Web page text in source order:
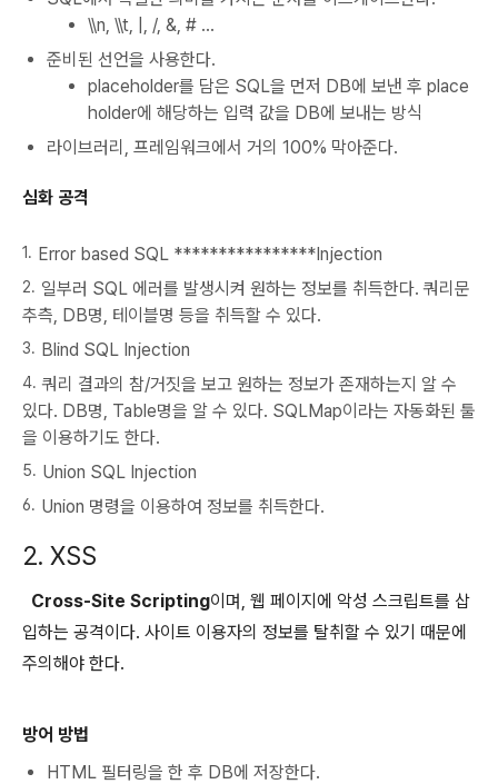
\\n, \\t, |, /, &, # …
준비된 선언을 사용한다.
placeholder를 담은 SQL을 먼저 DB에 보낸 후 place
holder에 해당하는 입력 값을 DB에 보내는 방식
라이브러리, 프레임워크에서 거의 100% 막아준다.
심화 공격
Error based SQL ****************Injection
일부러 SQL 에러를 발생시켜 원하는 정보를 취득한다. 쿼리문
추측, DB명, 테이블명 등을 취득할 수 있다.
Blind SQL Injection
쿼리 결과의 참/거짓을 보고 원하는 정보가 존재하는지 알 수
있다. DB명, Table명을 알 수 있다. SQLMap이라는 자동화된 툴
을 이용하기도 한다.
Union SQL Injection
Union 명령을 이용하여 정보를 취득한다.
2. XSS
Cross-Site Scripting이며, 웹 페이지에 악성 스크립트를 삽
입하는 공격이다. 사이트 이용자의 정보를 탈취할 수 있기 때문에
주의해야 한다.
방어 방법
HTML 필터링을 한 후 DB에 저장한다.